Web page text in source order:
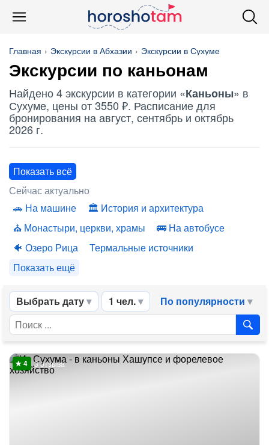
Главная Экскурсии в Абхазии Экскурсии в Сухуме
Экскурсии по каньонам
Найдено 4 экскурсии в категории «Каньоны» в
Сухуме, цены от 3550 ₽. Расписание для
бронирования на август, сентябрь и октябрь
2026 г.
Показать всё
Сейчас актуально
На машине
История и архитектура
Монастыри, церкви, храмы
На автобусе
Озеро Рица
Термальные источники
Показать ещё
Выбрать дату 1 чел. По популярности
3 отзыва